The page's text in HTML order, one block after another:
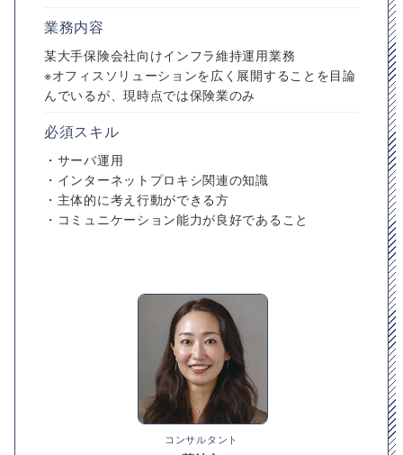
業務内容
某大手保険会社向けインフラ維持運用業務
※オフィスソリューションを広く展開することを目論
んでいるが、現時点では保険業のみ
必須スキル
・サーバ運用
・インターネットプロキシ関連の知識
・主体的に考え行動ができる方
・コミュニケーション能力が良好であること
コンサルタント